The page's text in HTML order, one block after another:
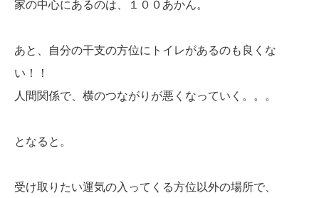
家の中心にあるのは、１００あかん。
あと、自分の干支の方位にトイレがあるのも良くな
い！！
人間関係で、横のつながりが悪くなっていく。。。
となると。
受け取りたい運気の入ってくる方位以外の場所で、